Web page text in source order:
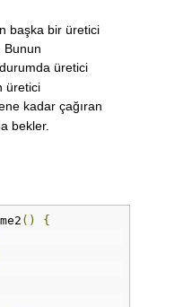
başka bir üretici
Bunun
üretici
üretici
kadar çağıran
bekler.
()
{